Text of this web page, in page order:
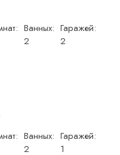
Ванных:
2
Гаражей:
2
Ванных:
2
Гаражей:
1